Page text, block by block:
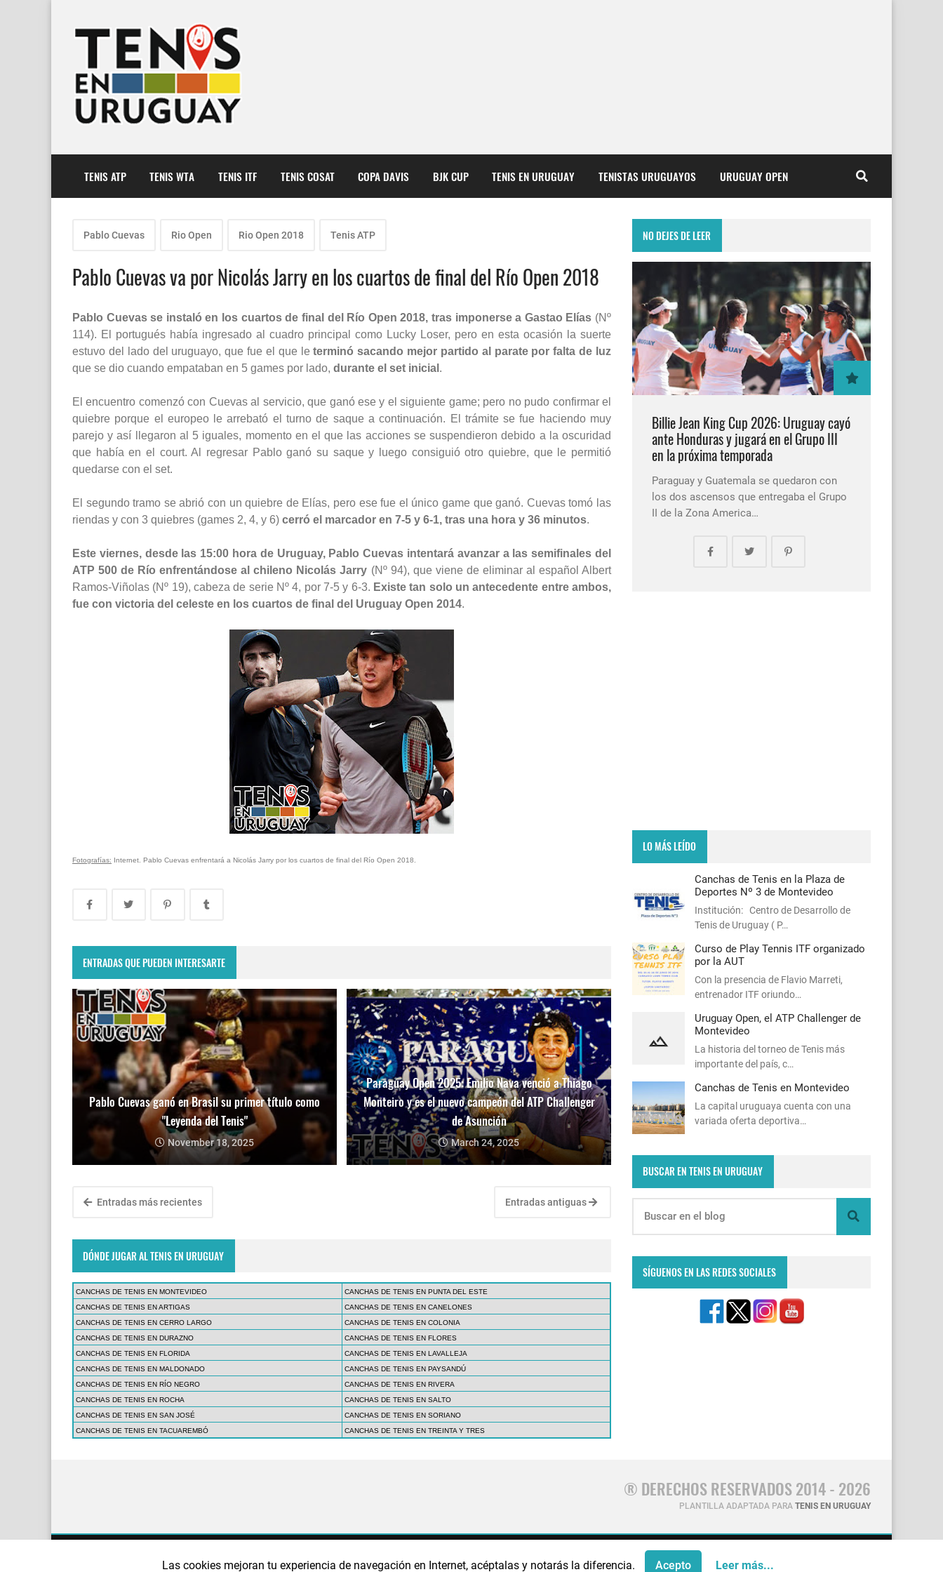
Las cookies mejoran tu experiencia de navegación en Internet, acéptalas y notarás la diferencia. Acepto Leer más...
TENIS ATP TENIS WTA TENIS ITF TENIS COSAT COPA DAVIS BJK CUP TENIS EN URUGUAY TENISTAS URUGUAYOS URUGUAY OPEN
Pablo Cuevas Rio Open Rio Open 2018 Tenis ATP
Pablo Cuevas va por Nicolás Jarry en los cuartos de final del Río Open 2018
Pablo Cuevas se instaló en los cuartos de final del Río Open 2018, tras imponerse a Gastao Elías (Nº
114). El portugués había ingresado al cuadro principal como Lucky Loser, pero en esta ocasión la suerte
estuvo del lado del uruguayo, que fue el que leterminó sacando mejor partido al parate por falta de luz
que se dio cuando empataban en 5 games por lado, durante el set inicial .
El encuentro comenzó con Cuevas al servicio, que ganó ese y el siguiente game; pero no pudo confirmar el
quiebre porque el europeo le arrebató el turno de saque a continuación. El trámite se fue haciendo muy
parejo y así llegaron al 5 iguales, momento en el que las acciones se suspendieron debido a la oscuridad
que había en el court. Al regresar Pablo ganó su saque y luego consiguió otro quiebre, que le permitió
quedarse con el set.
El segundo tramo se abrió con un quiebre de Elías, pero ese fue el único game que ganó. Cuevas tomó las
riendas y con 3 quiebres (games 2, 4, y 6) cerró el marcador en 7-5 y 6-1, tras una hora y 36 minutos.
Este viernes, desde las 15:00 hora de Uruguay, Pablo Cuevas intentará avanzar a las semifinales del
ATP 500 de Río enfrentándose al chileno Nicolás Jarry (Nº 94), que viene de eliminar al español Albert
Ramos-Viñolas (Nº 19), cabeza de serie Nº 4, por 7-5 y 6-3. Existe tan solo un antecedente entre ambos,
fue con victoria del celeste en los cuartos de final del Uruguay Open 2014.
Fotografías: Internet. Pablo Cuevas enfrentará a Nicolás Jarry por los cuartos de final del Río Open 2018.
ENTRADAS QUE PUEDEN INTERESARTE
Pablo Cuevas ganó en Brasil su primer título como
"Leyenda del Tenis"
November 18, 2025
Paraguay Open 2025: Emilio Nava venció a Thiago
Monteiro y es el nuevo campeón del ATP Challenger
de Asunción
March 24, 2025
Entradas más recientes Entradas antiguas
DÓNDE JUGAR AL TENIS EN URUGUAY
CANCHAS DE TENIS EN MONTEVIDEO
CANCHAS DE TENIS EN PUNTA DEL ESTE
CANCHAS DE TENIS EN ARTIGAS
CANCHAS DE TENIS EN CANELONES
CANCHAS DE TENIS EN CERRO LARGO
CANCHAS DE TENIS EN COLONIA
CANCHAS DE TENIS EN DURAZNO
CANCHAS DE TENIS EN FLORES
CANCHAS DE TENIS EN FLORIDA
CANCHAS DE TENIS EN LAVALLEJA
CANCHAS DE TENIS EN MALDONADO
CANCHAS DE TENIS EN PAYSANDÚ
CANCHAS DE TENIS EN RÍO NEGRO
CANCHAS DE TENIS EN RIVERA
CANCHAS DE TENIS EN ROCHA
CANCHAS DE TENIS EN SALTO
CANCHAS DE TENIS EN SAN JOSÉ
CANCHAS DE TENIS EN SORIANO
CANCHAS DE TENIS EN TACUAREMBÓ
CANCHAS DE TENIS EN TREINTA Y TRES
NO DEJES DE LEER
Billie Jean King Cup 2026: Uruguay cayó
ante Honduras y jugará en el Grupo III
en la próxima temporada
Paraguay y Guatemala se quedaron con
los dos ascensos que entregaba el Grupo
II de la Zona America…
LO MÁS LEÍDO
Canchas de Tenis en la Plaza de
Deportes Nº 3 de Montevideo
Institución: Centro de Desarrollo de
Tenis de Uruguay ( P…
Curso de Play Tennis ITF organizado
por la AUT
Con la presencia de Flavio Marreti,
entrenador ITF oriundo…
Uruguay Open, el ATP Challenger de
Montevideo
La historia del torneo de Tenis más
importante del país, c…
Canchas de Tenis en Montevideo
La capital uruguaya cuenta con una
variada oferta deportiva…
BUSCAR EN TENIS EN URUGUAY
SÍGUENOS EN LAS REDES SOCIALES
® DERECHOS RESERVADOS 2014 - 2026
PLANTILLA ADAPTADA PARA TENIS EN URUGUAY
¿QUIÉNES SOMOS? AVISO LEGAL POLÍTICA DE PRIVACIDAD POLÍTICA DE COOKIES PUBLICIDAD CONTÁCTANOS